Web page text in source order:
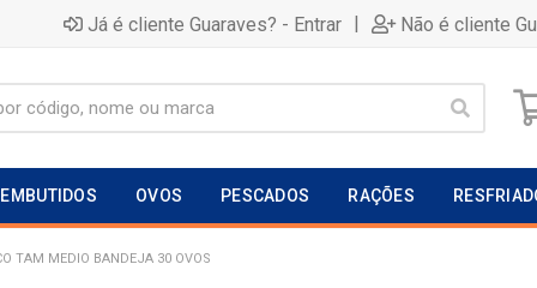
Já é cliente Guaraves? - Entrar | Não é cliente
EMBUTIDOS OVOS PESCADOS RAÇÕES
TAM MEDIO BANDEJA 30 OVOS